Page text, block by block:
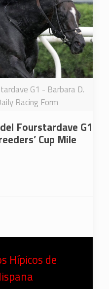
G1 - Barbara D.
Racing Form
Fourstardave G1
Cup Mile
Hípicos de